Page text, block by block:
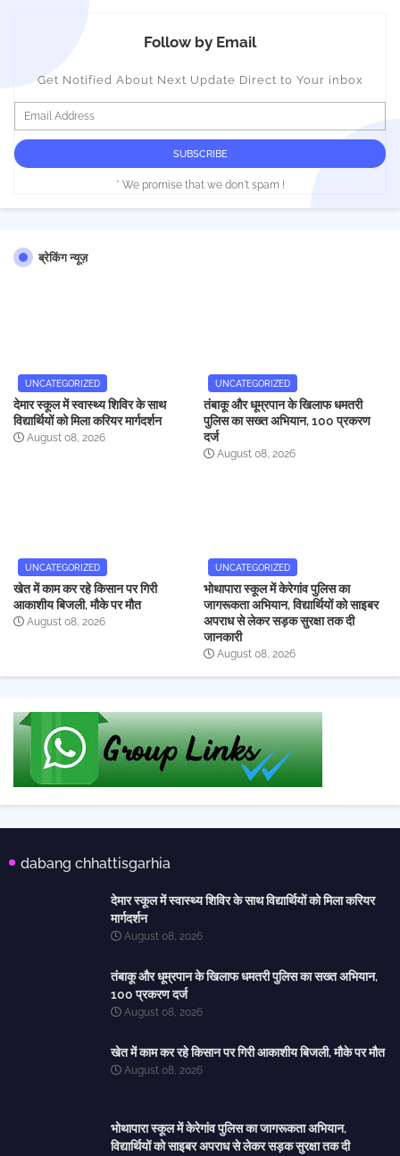
Follow by Email
Get Notified About Next Update Direct to Your inbox
* We promise that we don't spam !
ब्रेकिंग न्यूज़
UNCATEGORIZED
देमार स्कूल में स्वास्थ्य शिविर के साथ
विद्यार्थियों को मिला करियर मार्गदर्शन
August 08, 2026
UNCATEGORIZED
तंबाकू और धूम्रपान के खिलाफ धमतरी
पुलिस का सख्त अभियान, 100 प्रकरण
दर्ज
August 08, 2026
UNCATEGORIZED
खेत में काम कर रहे किसान पर गिरी
आकाशीय बिजली, मौके पर मौत
August 08, 2026
UNCATEGORIZED
भोथापारा स्कूल में केरेगांव पुलिस का
जागरूकता अभियान, विद्यार्थियों को साइबर
अपराध से लेकर सड़क सुरक्षा तक दी
जानकारी
August 08, 2026
dabang chhattisgarhia
देमार स्कूल में स्वास्थ्य शिविर के साथ विद्यार्थियों को मिला करियर
मार्गदर्शन
August 08, 2026
तंबाकू और धूम्रपान के खिलाफ धमतरी पुलिस का सख्त अभियान,
100 प्रकरण दर्ज
August 08, 2026
खेत में काम कर रहे किसान पर गिरी आकाशीय बिजली, मौके पर मौत
August 08, 2026
भोथापारा स्कूल में केरेगांव पुलिस का जागरूकता अभियान,
विद्यार्थियों को साइबर अपराध से लेकर सड़क सुरक्षा तक दी